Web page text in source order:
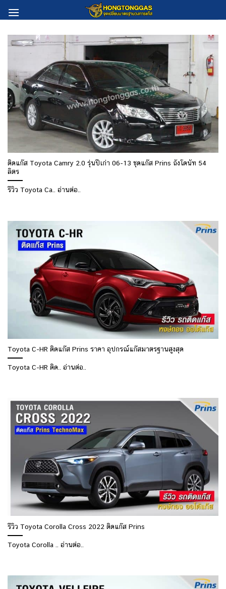
to
ติดแก๊ส Toyota Camry 2.0 รุ่นปีเก่า 06-13 ชุดแก๊ส Prins ถังโดนัท 54
ลิตร
รีวิว Toyota Ca.. อ่านต่อ..
Toyota C-HR ติดแก๊ส Prins ราคา อุปกรณ์แก๊สมาตรฐานสูงสุด
Toyota C-HR ติด.. อ่านต่อ..
รีวิว Toyota Corolla Cross 2022 ติดแก๊ส Prins
Toyota Corolla .. อ่านต่อ..